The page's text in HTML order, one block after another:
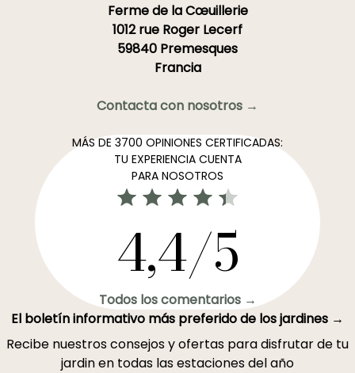
Ferme de la Cœuillerie
1012 rue Roger Lecerf
59840 Premesques
Francia
Contacta con nosotros →
MÁS DE 3700 OPINIONES CERTIFICADAS:
TU EXPERIENCIA CUENTA
PARA NOSOTROS
4,4/5
Todos los comentarios →
El boletín informativo más preferido de los jardines →
Recibe nuestros consejos y ofertas para disfrutar de tu
jardin en todas las estaciones del año